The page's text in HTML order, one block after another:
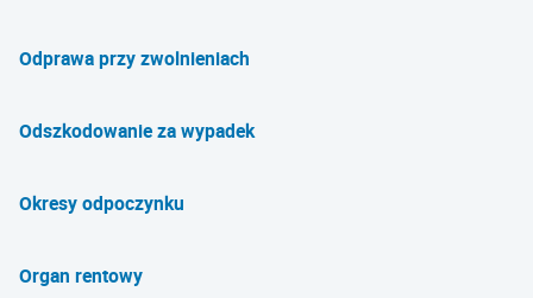
Odprawa przy zwolnieniach
Odszkodowanie za wypadek
Okresy odpoczynku
Organ rentowy